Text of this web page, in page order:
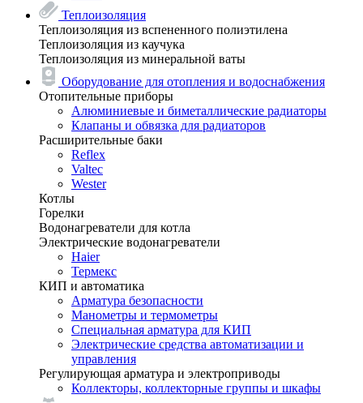
Теплоизоляция
Теплоизоляция из вспененного полиэтилена
Теплоизоляция из каучука
Теплоизоляция из минеральной ваты
Оборудование для отопления и водоснабжения
Отопительные приборы
Алюминиевые и биметаллические радиаторы
Клапаны и обвязка для радиаторов
Расширительные баки
Reflex
Valtec
Wester
Котлы
Горелки
Водонагреватели для котла
Электрические водонагреватели
Haier
Термекс
КИП и автоматика
Арматура безопасности
Манометры и термометры
Специальная арматура для КИП
Электрические средства автоматизации и
управления
Регулирующая арматура и электроприводы
Коллекторы, коллекторные группы и шкафы